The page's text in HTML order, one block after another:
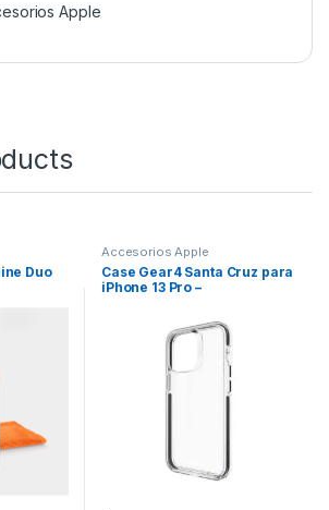
Apple
Duo
Accesorios Apple
Case Gear4 Santa Cruz para
iPhone 13 Pro –